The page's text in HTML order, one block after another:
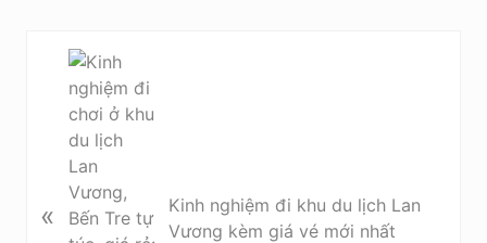
t
«
Kinh nghiệm đi khu du lịch Lan
Vương kèm giá vé mới nhất